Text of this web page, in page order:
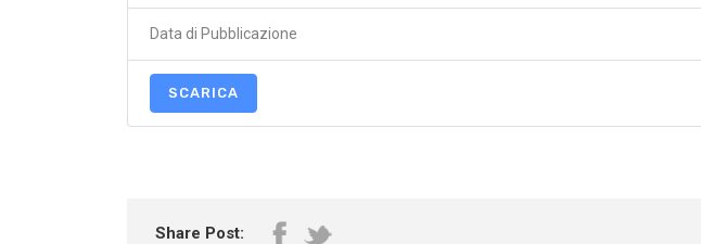
Data di Pubblicazione
SCARICA
Share Post: